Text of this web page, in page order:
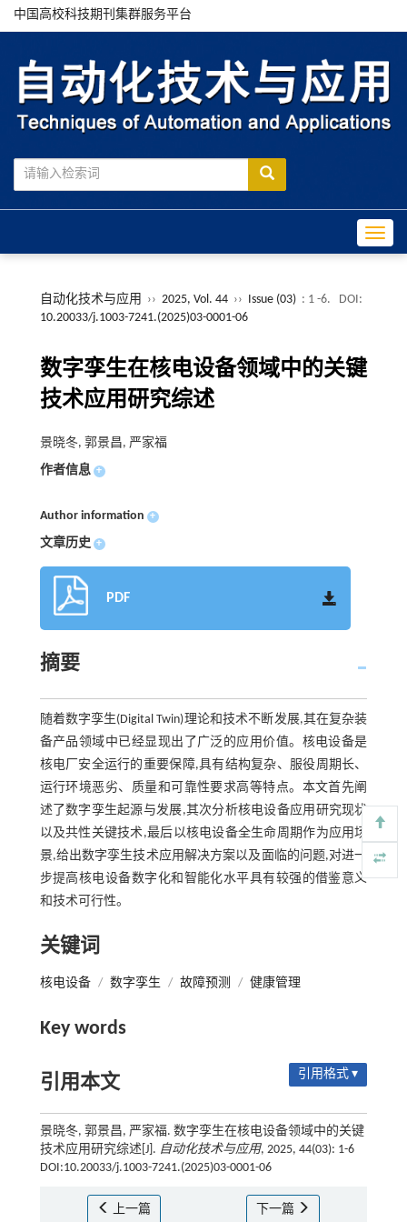
中国高校科技期刊集群服务平台
自动化技术与应用 ›› 2025, Vol. 44 ›› Issue (03) : 1 -6.
DOI:
10.20033/j.1003-7241.(2025)03-0001-06
数字孪生在核电设备领域中的关键
技术应用研究综述
景晓冬, 郭景昌, 严家福
作者信息 +
Author information +
文章历史 +
PDF
摘要
随着数字孪生(Digital Twin)理论和技术不断发展,其在复杂装
备产品领域中已经显现出了广泛的应用价值。核电设备是
核电厂安全运行的重要保障,具有结构复杂、服役周期长、
运行环境恶劣、质量和可靠性要求高等特点。本文首先阐
述了数字孪生起源与发展,其次分析核电设备应用研究现状
以及共性关键技术,最后以核电设备全生命周期作为应用场
景,给出数字孪生技术应用解决方案以及面临的问题,对进一
步提高核电设备数字化和智能化水平具有较强的借鉴意义
和技术可行性。
关键词
核电设备 / 数字孪生 / 故障预测 / 健康管理
Key words
引用本文 引用格式 ▾
景晓冬, 郭景昌, 严家福. 数字孪生在核电设备领域中的关键
技术应用研究综述[J]. 自动化技术与应用, 2025, 44(03): 1-6
DOI:10.20033/j.1003-7241.(2025)03-0001-06
上一篇 下一篇